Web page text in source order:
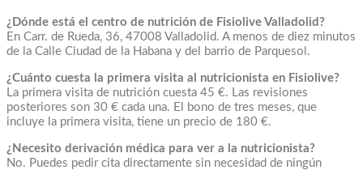
¿Dónde está el centro de nutrición de Fisiolive Valladolid?
En Carr. de Rueda, 36, 47008 Valladolid. A menos de diez minutos
de la Calle Ciudad de la Habana y del barrio de Parquesol.
¿Cuánto cuesta la primera visita al nutricionista en Fisiolive?
La primera visita de nutrición cuesta 45 €. Las revisiones
posteriores son 30 € cada una. El bono de tres meses, que
incluye la primera visita, tiene un precio de 180 €.
¿Necesito derivación médica para ver a la nutricionista?
No. Puedes pedir cita directamente sin necesidad de ningún